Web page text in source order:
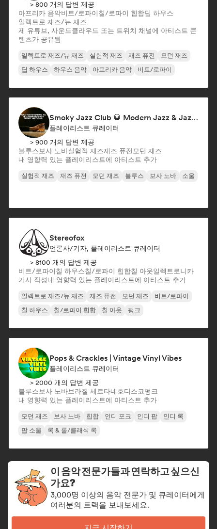
> 800 개의 답변 제공
아프리카 음악비트/로파이칠/로파이 힙합딥 하우스
일렉트로 재즈/뉴 재즈
제 유튜브, 사운드클라우드 또는 트위치 채널에 아티스트 콘
텐츠가 공유됨
일렉트로 재즈/뉴 재즈 실험적 재즈 재즈 퓨전
모던 재즈
딥 하우스
하우스 음악 아프리카 음악 비트/로파이
Smoky Jazz Club 🥃 Modern Jazz & Jazz Fusion to Sip an Old Fashioned to
플레이리스트 큐레이터
> 900 개의 답변 제공
블루스보사 노바실험적 재즈재즈 퓨전 모던 재즈
내 영향력 있는 플레이리스트에 아티스트 추가
실험적 재즈 재즈 퓨전 모던 재즈 블루스 보사 노바 소울
Stereofox
언론사/기자, 플레이리스트 큐레이터
> 8100 개의 답변 제공
비트/로파이칠 하우스칠/로파이 힙합칠 아웃일렉트로니카
기사 작성내 영향력 있는 플레이리스트에 아티스트 추가
일렉트로 재즈/뉴 재즈 재즈 퓨전 모던 재즈
비트/로파이
칠 하우스
칠/로파이 힙합 칠 아웃 펑크
Pops & Crackles | Vintage Vinyl Vibes
플레이리스트 큐레이터
> 2000 개의 답변 제공
블루스보사 노바브라질 세르타네호디스코펑크
내 영향력 있는 플레이리스트에 아티스트 추가
모던 재즈 보사 노바 힙합 인디 포크 인디 팝
인디 록
팝 소울
록 & 롤/클래식 록
이 음악 전문가들과 연락하고 싶으신
가요?
3,000명 이상의 음악 전문가 및 큐레이터에게
여러분의 트랙을 보내보세요.